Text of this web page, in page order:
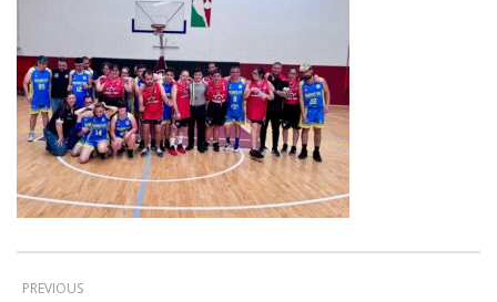
PREVIOUS